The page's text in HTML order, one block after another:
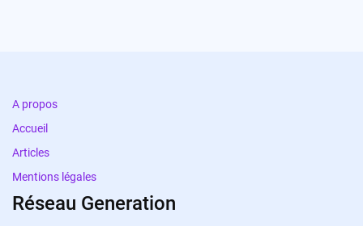
A propos
Accueil
Articles
Mentions légales
Réseau Generation